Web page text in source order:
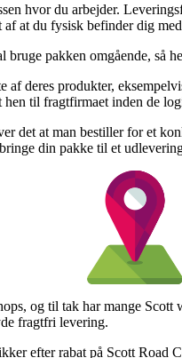
hvor du arbejder.
at du fysisk befinder dig
pakken omgående, så
deres produkter,
til fragtfirmaet inden de
det at man bestiller for et
din pakke til et
og til tak har mange
fragtfri levering.
efter rabat på Scott Road